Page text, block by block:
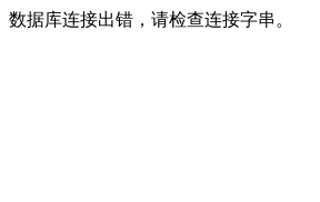
数据库连接出错，请检查连接字串。